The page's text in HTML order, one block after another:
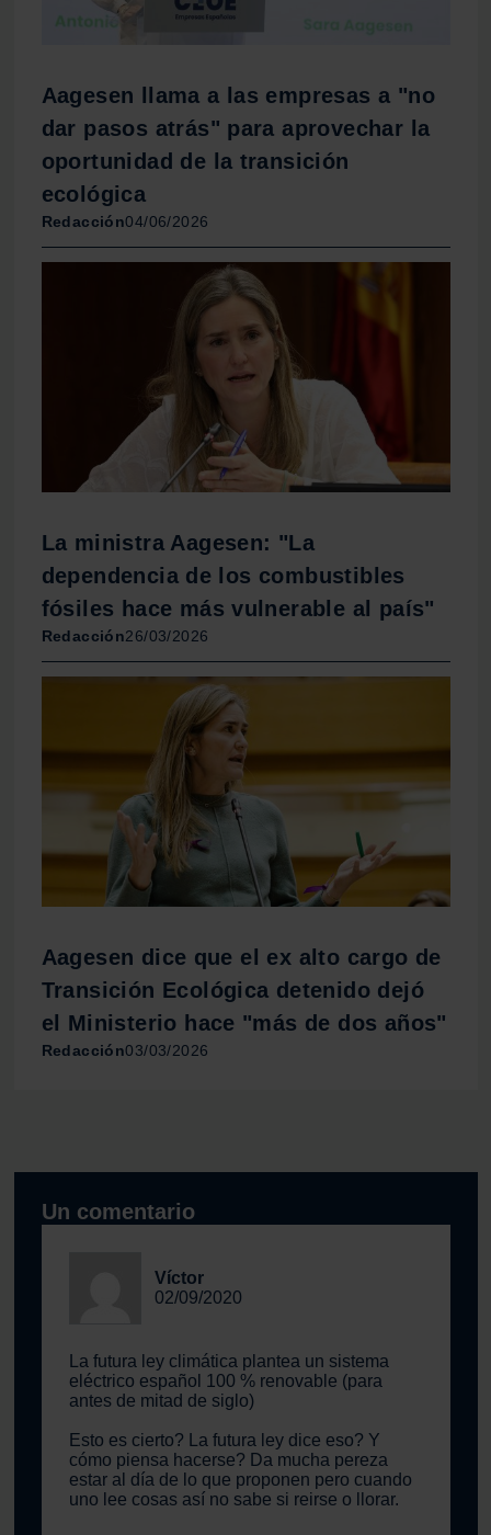
Aagesen llama a las empresas a "no
dar pasos atrás" para aprovechar la
oportunidad de la transición
ecológica
Redacción04/06/2026
La ministra Aagesen: "La
dependencia de los combustibles
fósiles hace más vulnerable al país"
Redacción26/03/2026
Aagesen dice que el ex alto cargo de
Transición Ecológica detenido dejó
el Ministerio hace "más de dos años"
Redacción03/03/2026
Un comentario
Víctor
02/09/2020
La futura ley climática plantea un sistema
eléctrico español 100 % renovable (para
antes de mitad de siglo)
Esto es cierto? La futura ley dice eso? Y
cómo piensa hacerse? Da mucha pereza
estar al día de lo que proponen pero cuando
uno lee cosas así no sabe si reirse o llorar.